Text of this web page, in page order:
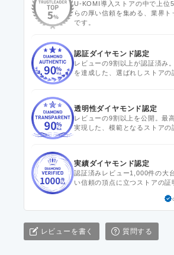
U-KOMI導入ストアの中で上位
らの厚い信頼を集める、業界
です。
認証ダイヤモンド認定
レビューの9割以上が認証済み
を達成した、選ばれしストアの
透明性ダイヤモンド認定
レビューの9割以上を公開。最
実現した、模範となるストアの
実績ダイヤモンド認定
認証済みレビュー1,000件の大
い信頼の頂点に立つストアの証
レビューを書く 質問する